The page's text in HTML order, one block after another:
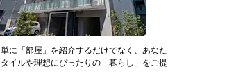
に「部屋」を紹介するだけでなく、あなた
イルや理想にぴったりの「暮らし」をご提